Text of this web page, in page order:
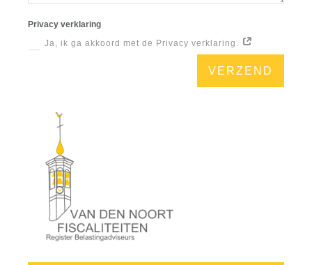
Privacy verklaring
Ja, ik ga akkoord met de Privacy verklaring.
VERZEND